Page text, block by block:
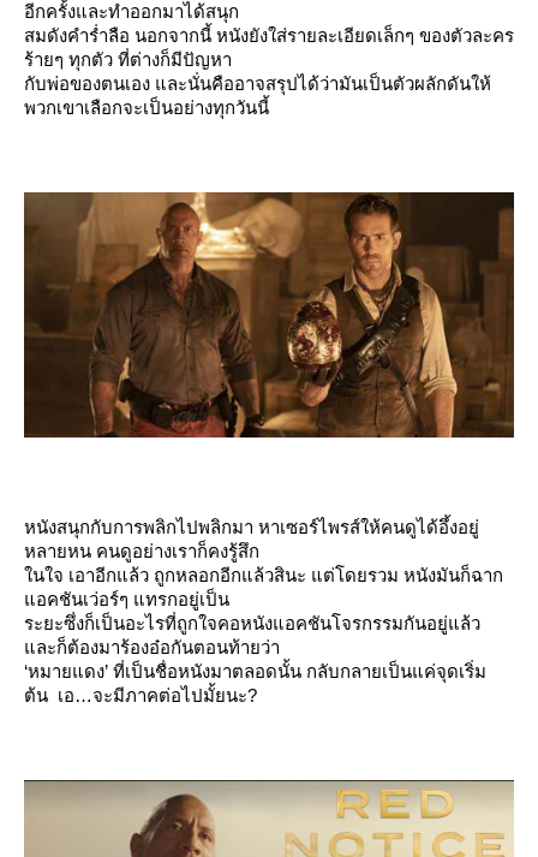
อีกครั้งและทำออกมาได้สนุก
สมดังคำร่ำลือ นอกจากนี้ หนังยังใส่รายละเอียดเล็กๆ ของตัวละคร
ร้ายๆ ทุกตัว ที่ต่างก็มีปัญหา
กับพ่อของตนเอง และนั่นคืออาจสรุปได้ว่ามันเป็นตัวผลักดันให้
พวกเขาเลือกจะเป็นอย่างทุกวันนี้
หนังสนุกกับการพลิกไปพลิกมา หาเซอร์ไพรส์ให้คนดูได้อึ้งอยู่
หลายหน คนดูอย่างเราก็คงรู้สึก
นใจ เอาอีกแล้ว ถูกหลอกอีกแล้วสินะ แต่โดยรวม หนังมันก็ฉาก
อคชันเว่อร์ๆ แทรกอยู่เป็น
ระยะซึ่งก็เป็นอะไรที่ถูกใจคอหนังแอคชันโจรกรรมกันอยู่แล้ว
ละก็ต้องมาร้องอ๋อกันตอนท้ายว่า
‘หมายแดง’ ที่เป็นชื่อหนังมาตลอดนั้น กลับกลายเป็นแค่จุดเริ่ม
ต้น เอ…​จะมีภาคต่อไปมั้ยนะ?